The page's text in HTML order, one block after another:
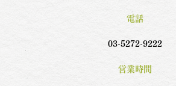
電話
03-5272-9222
営業時間